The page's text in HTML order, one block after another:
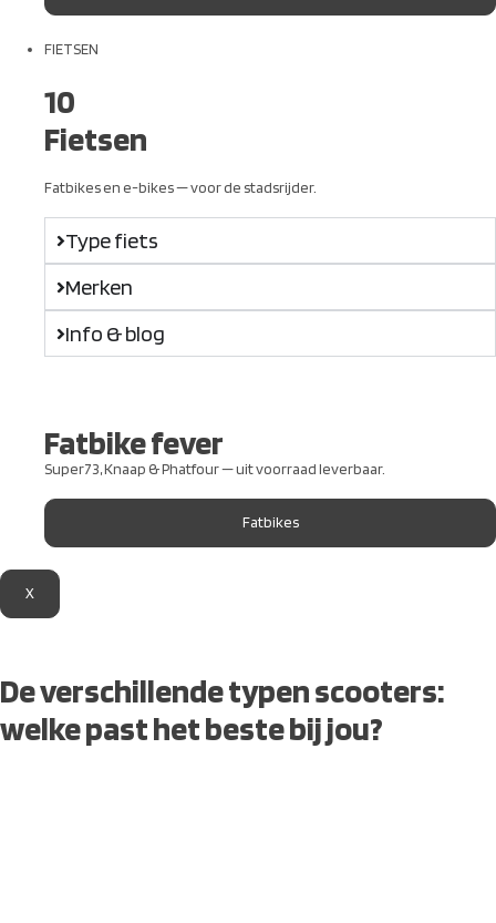
FIETSEN
10
Fietsen
Fatbikes en e-bikes — voor de stadsrijder.
Type fiets
Merken
Info & blog
Fatbike fever
Super73, Knaap & Phatfour — uit voorraad leverbaar.
Fatbikes
X
De verschillende typen scooters:
welke past het beste bij jou?